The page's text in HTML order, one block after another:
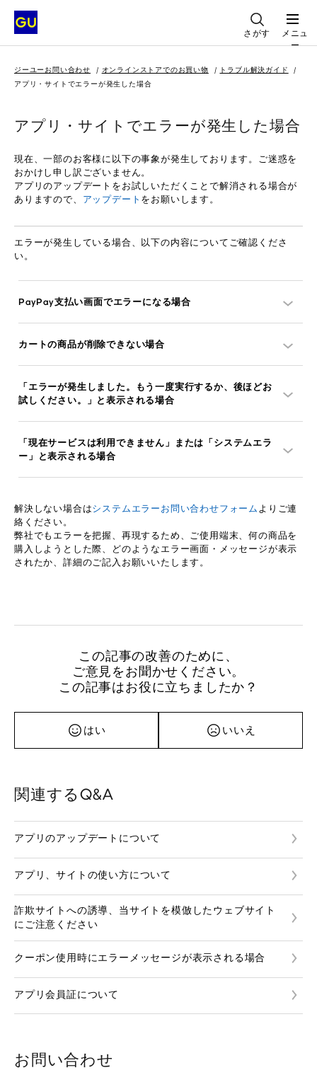
さがす
メニュ
ー
ジーユーお問い合わせ オンラインストアでのお買い物
トラブル解決ガイド
アプリ・サイトでエラーが発生した場合
アプリ・サイトでエラーが発生した場合
現在、一部のお客様に以下の事象が発生しております。ご迷惑を
おかけし申し訳ございません。
アプリのアップデートをお試しいただくことで解消される場合が
ありますので、 アップデート をお願いします。
エラーが発生している場合、以下の内容についてご確認くださ
い。
PayPay支払い画面でエラーになる場合
カートの商品が削除できない場合
「エラーが発生しました。もう一度実行するか、後ほどお
試しください。」と表示される場合
「現在サービスは利用できません」または「システムエラ
ー」と表示される場合
解決しない場合はシステムエラーお問い合わせフォーム よりご連
絡ください。
弊社でもエラーを把握、再現するため、ご使用端末、何の商品を
購入しようとした際、
どのようなエラー画面・メッセージが表示
されたか、詳細のご記入お願いいたします。
この記事の改善のために、
ご意見をお聞かせください。
この記事はお役に立ちましたか？
はい いいえ
関連するQ&A
アプリのアップデートについて
アプリ、サイトの使い方について
詐欺サイトへの誘導、当サイトを模倣したウェブサイト
にご注意ください
クーポン使用時にエラーメッセージが表示される場合
アプリ会員証について
お問い合わせ